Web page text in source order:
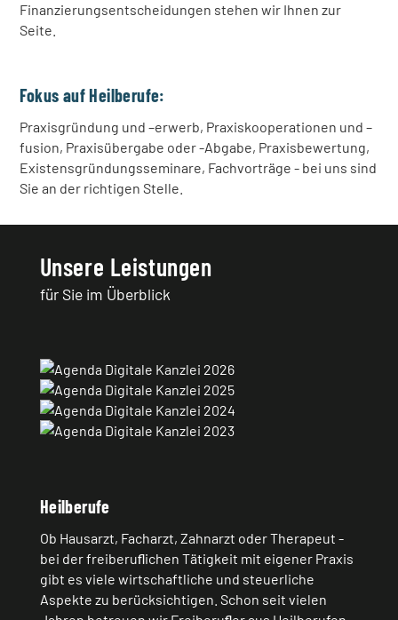
Finanzierungsentscheidungen stehen wir Ihnen zur
Seite.
Fokus auf Heilberufe:
Praxisgründung und –erwerb, Praxiskooperationen und –
fusion, Praxisübergabe oder -Abgabe, Praxisbewertung,
Existensgründungsseminare, Fachvorträge - bei uns sind
Sie an der richtigen Stelle.
Unsere Leistungen
für Sie im Überblick
Heilberufe
Ob Hausarzt, Facharzt, Zahnarzt oder Therapeut -
bei der freiberuﬂichen Tätigkeit mit eigener Praxis
gibt es viele wirtschaftliche und steuerliche
Aspekte zu berücksichtigen. Schon seit vielen